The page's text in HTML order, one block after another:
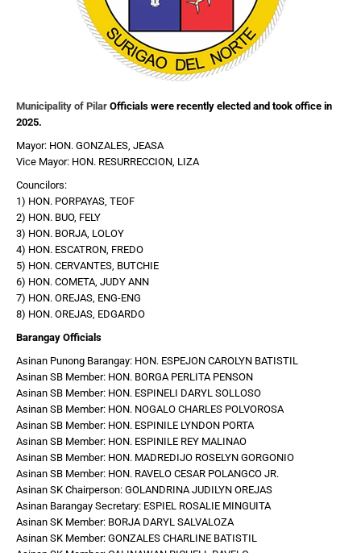
Municipality of Pilar Officials were recently elected and took office in
2025.
Mayor: HON. GONZALES, JEASA
Vice Mayor: HON. RESURRECCION, LIZA
Councilors:
1) HON. PORPAYAS, TEOF
2) HON. BUO, FELY
3) HON. BORJA, LOLOY
4) HON. ESCATRON, FREDO
5) HON. CERVANTES, BUTCHIE
6) HON. COMETA, JUDY ANN
7) HON. OREJAS, ENG-ENG
8) HON. OREJAS, EDGARDO
Barangay Officials
Asinan Punong Barangay: HON. ESPEJON CAROLYN BATISTIL
Asinan SB Member: HON. BORGA PERLITA PENSON
Asinan SB Member: HON. ESPINELI DARYL SOLLOSO
Asinan SB Member: HON. NOGALO CHARLES POLVOROSA
Asinan SB Member: HON. ESPINILE LYNDON PORTA
Asinan SB Member: HON. ESPINILE REY MALINAO
Asinan SB Member: HON. MADREDIJO ROSELYN GORGONIO
Asinan SB Member: HON. RAVELO CESAR POLANGCO JR.
Asinan SK Chairperson: GOLANDRINA JUDILYN OREJAS
Asinan Barangay Secretary: ESPIEL ROSALIE MINGUITA
Asinan SK Member: BORJA DARYL SALVALOZA
Asinan SK Member: GONZALES CHARLINE BATISTIL